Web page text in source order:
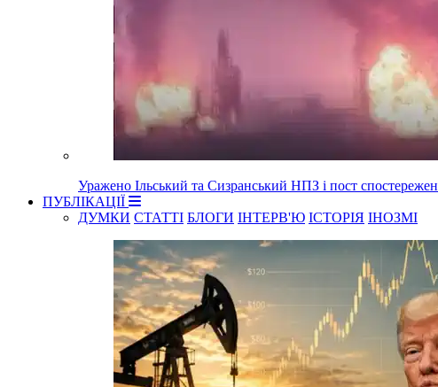
Уражено Ільський та Сизранський НПЗ і пост
ПУБЛІКАЦІЇ
ДУМКИ СТАТТІ БЛОГИ ІНТЕРВ'Ю ІСТОРІЯ ІНОЗМІ